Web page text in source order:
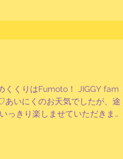
くくりはFumoto！ JIGGY fam
いにくのお天気でしたが、途
っきり楽しませていただきまし